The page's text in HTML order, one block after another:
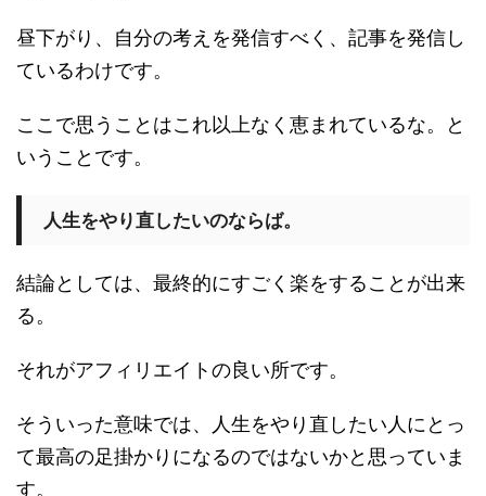
昼下がり、自分の考えを発信すべく、記事を発信し
ているわけです。
ここで思うことはこれ以上なく恵まれているな。と
いうことです。
人生をやり直したいのならば。
結論としては、最終的にすごく楽をすることが出来
る。
それがアフィリエイトの良い所です。
そういった意味では、人生をやり直したい人にとっ
て最高の足掛かりになるのではないかと思っていま
す。